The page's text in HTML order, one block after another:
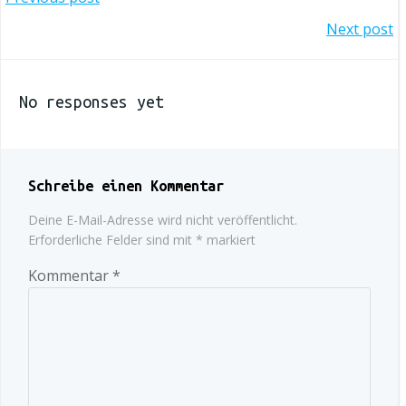
Next post
No responses yet
Schreibe einen Kommentar
Deine E-Mail-Adresse wird nicht veröffentlicht.
Erforderliche Felder sind mit * markiert
Kommentar*